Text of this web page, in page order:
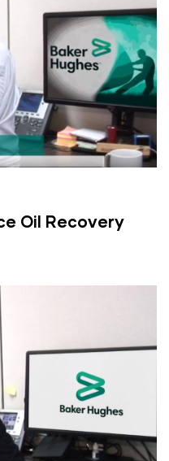
Oil Recovery